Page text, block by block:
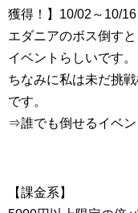
獲得！】10/02～10/16
エダニアのボス倒す
イベントらしいです。
ちなみに私は未だ挑
です。
⇒誰でも倒せるイベン
【課金系】